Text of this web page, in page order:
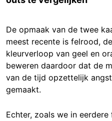
De opmaak van de twee
meest recente is felrood,
kleurverloop van geel en
beweren daardoor dat de
van de tijd opzettelijk
gemaakt.
Echter, zoals we in